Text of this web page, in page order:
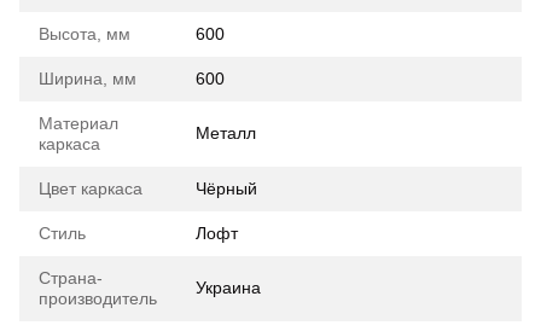
Высота, мм 600
Ширина, мм 600
Материал
каркаса
Металл
Цвет каркаса Чёрный
Стиль Лофт
Страна-
производитель
Украина